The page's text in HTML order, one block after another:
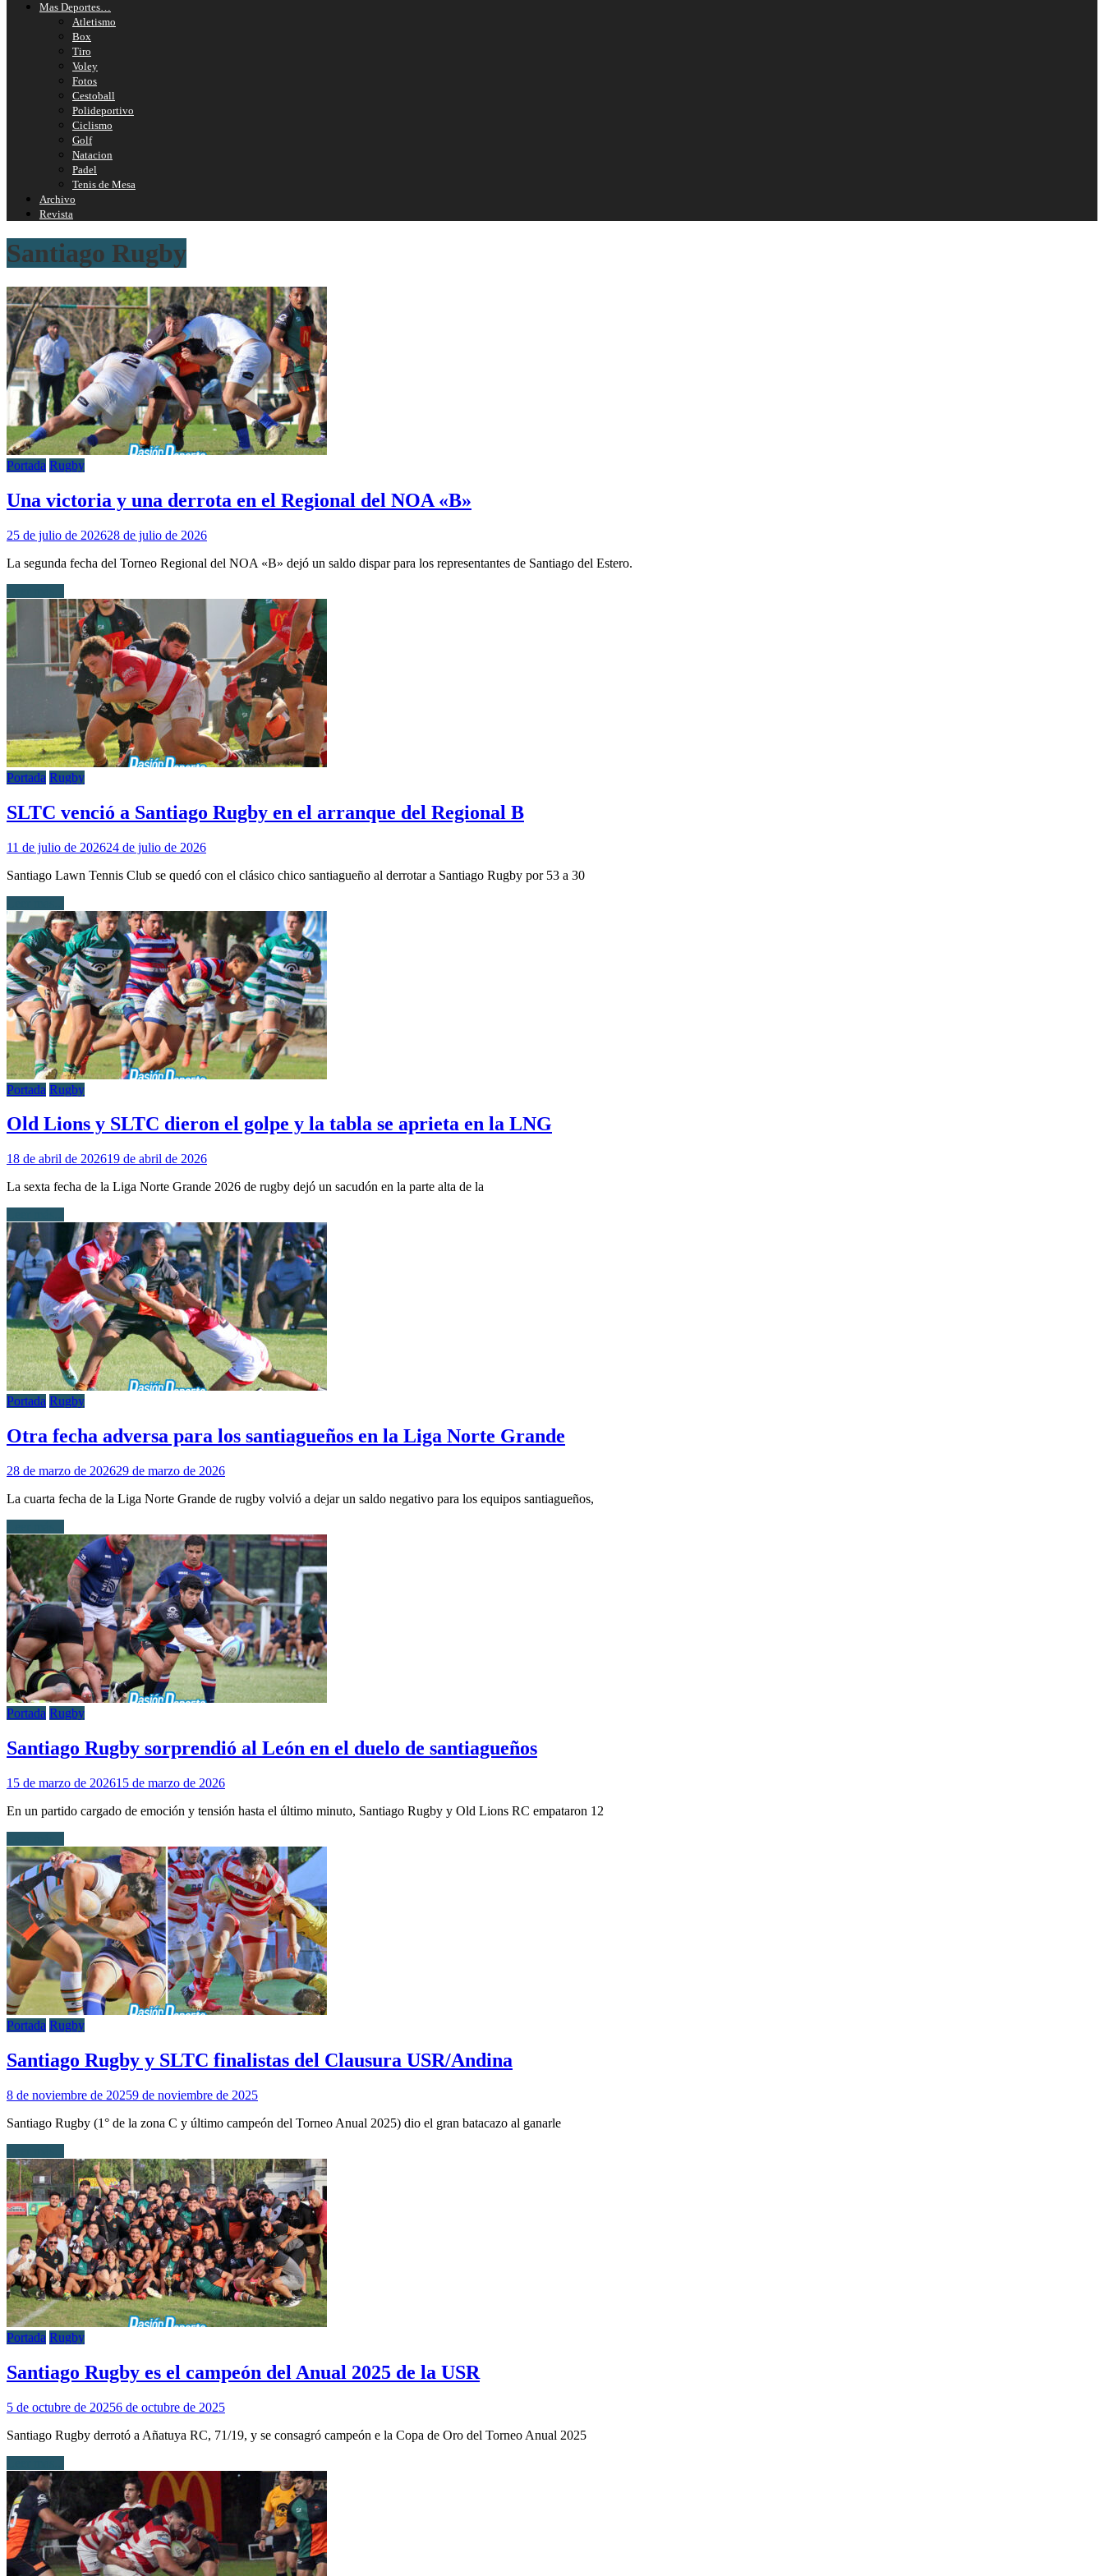
Mas Deportes…
Atletismo
Box
Tiro
Voley
Fotos
Cestoball
Polideportivo
Ciclismo
Golf
Natacion
Padel
Tenis de Mesa
Archivo
Revista
Santiago Rugby
Portada Rugby
Una victoria y una derrota en el Regional del NOA «B»
25 de julio de 202628 de julio de 2026
La segunda fecha del Torneo Regional del NOA «B» dejó un saldo dispar para los representantes de Santiago del Estero.
Portada Rugby
SLTC venció a Santiago Rugby en el arranque del Regional B
11 de julio de 202624 de julio de 2026
Santiago Lawn Tennis Club se quedó con el clásico chico santiagueño al derrotar a Santiago Rugby por 53 a 30
Portada Rugby
Old Lions y SLTC dieron el golpe y la tabla se aprieta en la LNG
18 de abril de 202619 de abril de 2026
La sexta fecha de la Liga Norte Grande 2026 de rugby dejó un sacudón en la parte alta de la
Portada Rugby
Otra fecha adversa para los santiagueños en la Liga Norte Grande
28 de marzo de 202629 de marzo de 2026
La cuarta fecha de la Liga Norte Grande de rugby volvió a dejar un saldo negativo para los equipos santiagueños,
Portada Rugby
Santiago Rugby sorprendió al León en el duelo de santiagueños
15 de marzo de 202615 de marzo de 2026
En un partido cargado de emoción y tensión hasta el último minuto, Santiago Rugby y Old Lions RC empataron 12
Portada Rugby
Santiago Rugby y SLTC finalistas del Clausura USR/Andina
8 de noviembre de 20259 de noviembre de 2025
Santiago Rugby (1° de la zona C y último campeón del Torneo Anual 2025) dio el gran batacazo al ganarle
Portada Rugby
Santiago Rugby es el campeón del Anual 2025 de la USR
5 de octubre de 20256 de octubre de 2025
Santiago Rugby derrotó a Añatuya RC, 71/19, y se consagró campeón e la Copa de Oro del Torneo Anual 2025